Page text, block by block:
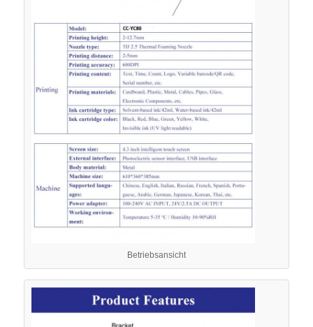
Handlaser-Markierungsmaschine
CO2-Lasermarkierungsmaschine
UV -Lasermarkierungsmaschine
Industrielle Tintenpatronen
Verpackungsmaschine
Industrieller UV-Drucker
Dauerdichte Versiegelungsmaschine
Betriebsansicht